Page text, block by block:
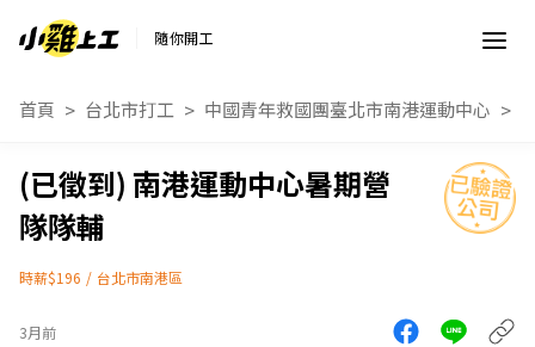
隨你開工
首頁 台北市打工 中國青年救國團臺北市南港運動中心
南港運動中心暑期營
隊隊輔
時薪$196 / 台北市南港區
3月前